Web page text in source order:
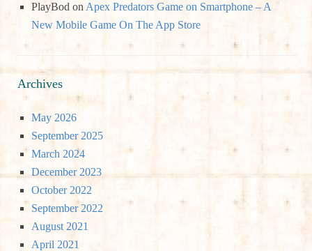
PlayBod on Apex Predators Game on Smartphone – A
New Mobile Game On The App Store
Archives
May 2026
September 2025
March 2024
December 2023
October 2022
September 2022
August 2021
April 2021